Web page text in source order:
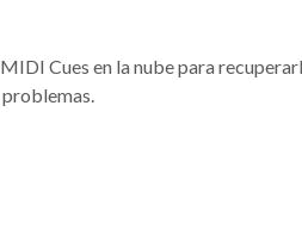
Cues en la nube para